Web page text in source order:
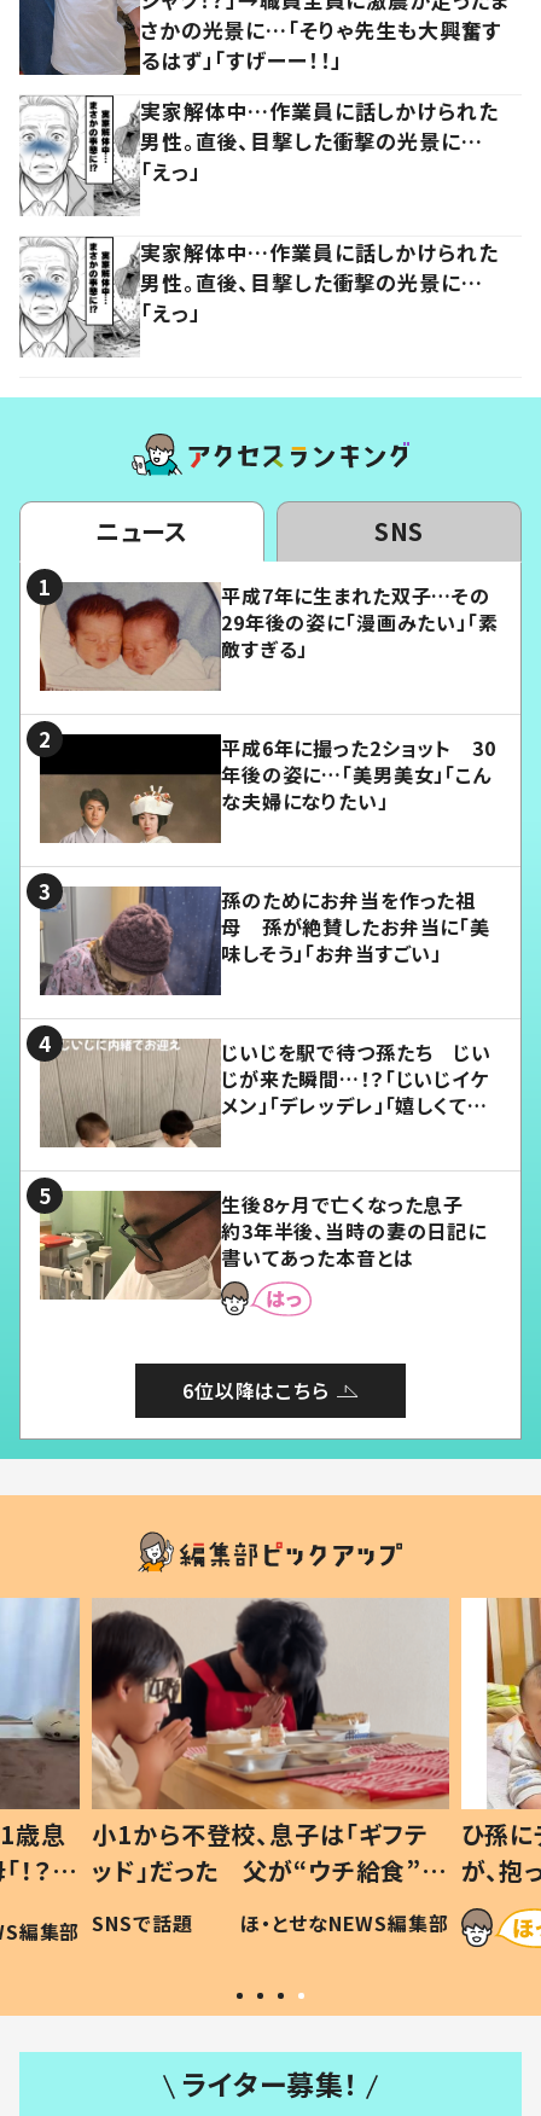
さかの光景に…「そりゃ先生も大興奮す
るはず」「すげーー！！」
実家解体中…作業員に話しかけられた
男性。直後、目撃した衝撃の光景に…
「えっ」
実家解体中…作業員に話しかけられた
男性。直後、目撃した衝撃の光景に…
「えっ」
ニュース SNS
平成7年に生まれた双子…その
29年後の姿に「漫画みたい」「素
敵すぎる」
平成6年に撮った2ショット 30
年後の姿に…「美男美女」「こん
な夫婦になりたい」
孫のためにお弁当を作った祖
母 孫が絶賛したお弁当に「美
味しそう」「お弁当すごい」
じいじを駅で待つ孫たち じい
じが来た瞬間…！？「じいじイケ
メン」「デレッデレ」「嬉しくて可
生後8ヶ月で亡くなった息子
約3年半後、当時の妻の日記に
書いてあった本音とは
6位以降はこちら
歳息
？」
編集部
小1から不登校、息子は「ギフテ
ッド」だった 父が“ウチ給食”を
作り続ける理由とは #令和の親
#令和の子
SNSで話題 ほ・とせなNEWS編集部
ひ孫
が、
「涙が
い」
ライター募集！